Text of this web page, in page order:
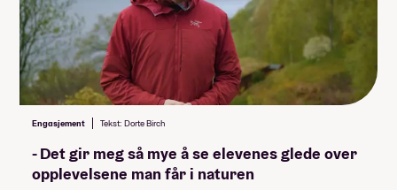
Internett
Vaskemaskin
Minimumspris for linja 157 700,-
Du kan legge til
(Huk av og se hvordan det påvirker prisen)
Bad på rommet
Engasjement Tekst: Dorte Birch
- Det gir meg så mye å se elevenes glede over
opplevelsene man får i naturen